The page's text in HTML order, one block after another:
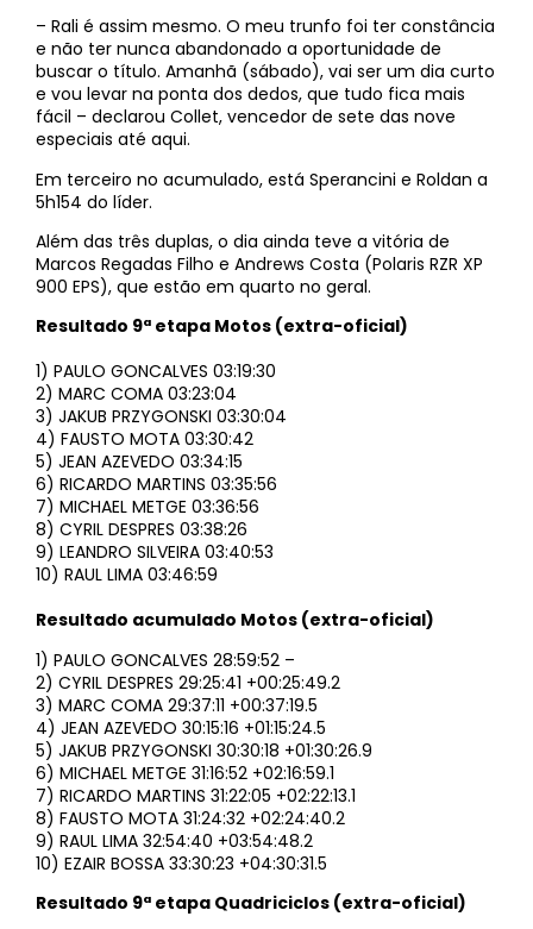
– Rali é assim mesmo. O meu trunfo foi ter constância
e não ter nunca abandonado a oportunidade de
buscar o título. Amanhã (sábado), vai ser um dia curto
e vou levar na ponta dos dedos, que tudo fica mais
fácil – declarou Collet, vencedor de sete das nove
especiais até aqui.
Em terceiro no acumulado, está Sperancini e Roldan a
5h154 do líder.
Além das três duplas, o dia ainda teve a vitória de
Marcos Regadas Filho e Andrews Costa (Polaris RZR XP
900 EPS), que estão em quarto no geral.
Resultado 9ª etapa Motos (extra-oficial)
1) PAULO GONCALVES 03:19:30
2) MARC COMA 03:23:04
3) JAKUB PRZYGONSKI 03:30:04
4) FAUSTO MOTA 03:30:42
5) JEAN AZEVEDO 03:34:15
6) RICARDO MARTINS 03:35:56
7) MICHAEL METGE 03:36:56
8) CYRIL DESPRES 03:38:26
9) LEANDRO SILVEIRA 03:40:53
10) RAUL LIMA 03:46:59
Resultado acumulado Motos (extra-oficial)
1) PAULO GONCALVES 28:59:52 –
2) CYRIL DESPRES 29:25:41 +00:25:49.2
3) MARC COMA 29:37:11 +00:37:19.5
4) JEAN AZEVEDO 30:15:16 +01:15:24.5
5) JAKUB PRZYGONSKI 30:30:18 +01:30:26.9
6) MICHAEL METGE 31:16:52 +02:16:59.1
7) RICARDO MARTINS 31:22:05 +02:22:13.1
8) FAUSTO MOTA 31:24:32 +02:24:40.2
9) RAUL LIMA 32:54:40 +03:54:48.2
10) EZAIR BOSSA 33:30:23 +04:30:31.5
Resultado 9ª etapa Quadriciclos (extra-oficial)